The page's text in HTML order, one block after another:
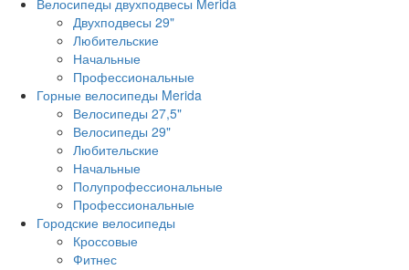
Велосипеды двухподвесы Merida
Двухподвесы 29"
Любительские
Начальные
Профессиональные
Горные велосипеды Merida
Велосипеды 27,5"
Велосипеды 29"
Любительские
Начальные
Полупрофессиональные
Профессиональные
Городские велосипеды
Кроссовые
Фитнес